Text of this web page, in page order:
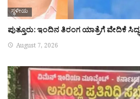
ಸ್ಥಳೀಯ
ಪುತ್ತೂರು: ಇಂದಿನ ತಿರಂಗ ಯಾತ್ರೆಗೆ ವೇದಿಕೆ ಸಿದ್ಧ
August 7, 2026